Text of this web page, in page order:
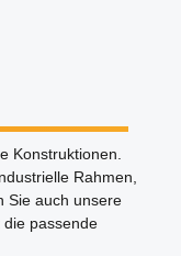
Konstruktionen.
Rahmen,
Sie auch unsere
die passende